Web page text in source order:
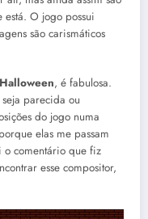
está. O jogo possui
são carismáticos
, é fabulosa.
parecida ou
do jogo numa
elas me passam
o comentário que fiz
esse compositor,